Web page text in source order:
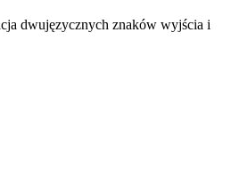
dwujęzycznych znaków wyjścia i